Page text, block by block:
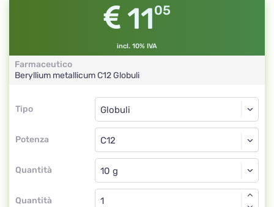
1105
incl. 10% IVA
Farmaceutico
Beryllium metallicumC12Globuli
Tipo
Tipo
Potenza
Globuli
C12
Quantità
Globuli
Quantità